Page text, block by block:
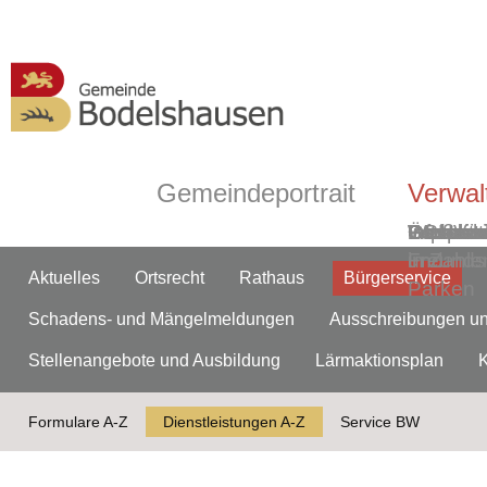
Gemeindeportrait
in Zahlen
ÖPNV
und
Parken
Ortsplan
Aktuelles Ortsrecht Rathaus Bürgerservice
Schadens- und Mängelmeldungen Ausschreibungen
Stellenangebote und Ausbildung Lärmaktionsplan
Formulare A-Z Dienstleistungen A-Z Service BW